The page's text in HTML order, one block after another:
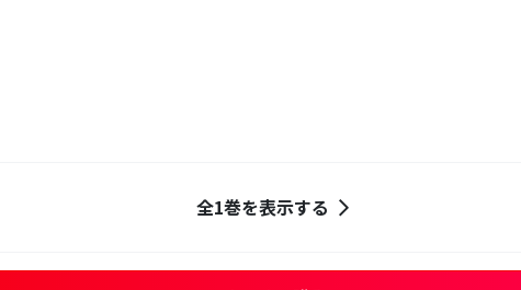
全1巻を表示する